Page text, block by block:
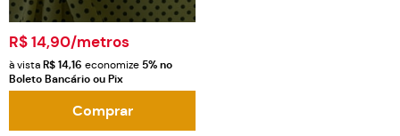
R$ 14,90/metros
à vista R$ 14,16 economize 5%no
Boleto Bancário ou Pix
Comprar